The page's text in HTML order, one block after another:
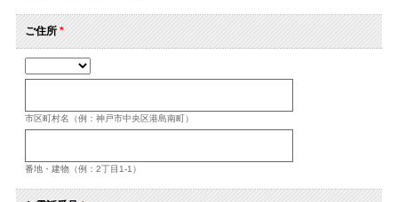
ご住所*
市区町村名（例：神戸市中央区港島南町）
番地・建物（例：2丁目1-1）